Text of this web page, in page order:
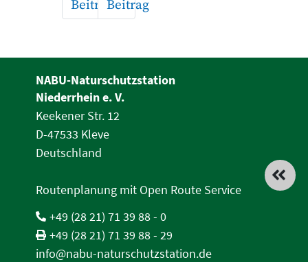
BeitragBeitrag
NABU-Naturschutzstation
Niederrhein e. V.
Keekener Str. 12
D-47533 Kleve
Deutschland
Routenplanung mit Open Route Service
+49 (28 21) 71 39 88 - 0
+49 (28 21) 71 39 88 - 29
info@nabu-naturschutzstation.de